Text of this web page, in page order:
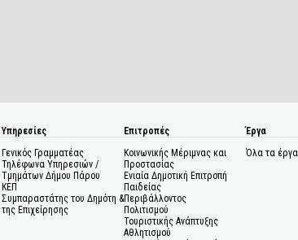
Υπηρεσίες
Γενικός Γραμματέας
Τηλέφωνα Υπηρεσιών /
Τμημάτων Δήμου Πάρου
ΚΕΠ
Συμπαραστάτης του Δημότη &
της Επιχείρησης
Επιτροπές
Κοινωνικής Μέριμνας και
Προστασίας
Ενιαία Δημοτική Επιτροπή
Παιδείας
Περιβάλλοντος
Πολιτισμού
Τουριστικής Ανάπτυξης
Αθλητισμού
Έργα
Όλα τα έργα